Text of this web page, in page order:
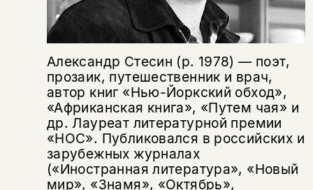
Александр Стесин (р. 1978) — поэт,
прозаик, путешественник и врач,
автор книг «Нью-Йоркский обход»,
«Африканская книга», «Путем чая» и
др. Лауреат литературной премии
«НОС». Публиковался в российских и
зарубежных журналах
(«Иностранная литература», «Новый
мир», «Знамя», «Октябрь»,
Подписка на рассылку
Раз в неделю мы отправляем рассылку
о книгах и событиях «НЛО».
За подписку дарим промокод на
скидку 15%
Этой книги временно
нет в продаже.
Вы можете подписаться на
уведомления, и при поступлении книги
на склад получить письмо на указанный
электронный адрес.
Эта книга
не предназначена для
несовершеннолетних